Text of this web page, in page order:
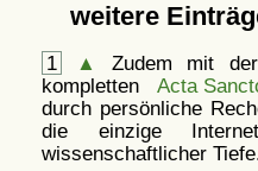
weitere
1 ▲
Zudem mit
kompletten Acta
durch persönliche
die einzige
wissenschaftlicher